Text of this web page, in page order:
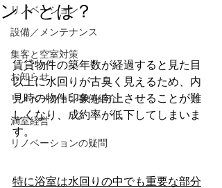
リノベーション
設備／メンテナンス
集客と空室対策
お知らせ
リノベーション事例紹介
満室経営
リノベーションの疑問
ントとは？
賃貸物件の築年数が経過すると見た目
以上に水回りが古臭く見えるため、内
見時の物件印象を向上させることが難
しくなり、成約率が低下してしまいま
す。
特に浴室は水回りの中でも重要な部分